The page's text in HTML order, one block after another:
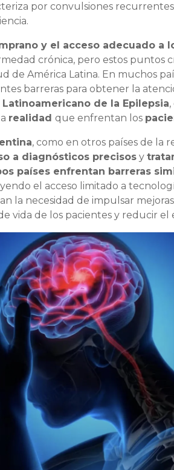
por convulsiones
y el acceso adecuado a
crónica, pero estos puntos
de América Latina. En muchos
barreras para obtener la
Latinoamericano de la Epilepsia
realidad que enfrentan los
, como en otros países de la
a diagnósticos precisos y
países enfrentan barreras
el acceso limitado a
la necesidad de impulsar
vida de los pacientes y reducir